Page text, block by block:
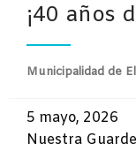
¡40 años
Municipalidad de
5 mayo, 2026
Nuestra